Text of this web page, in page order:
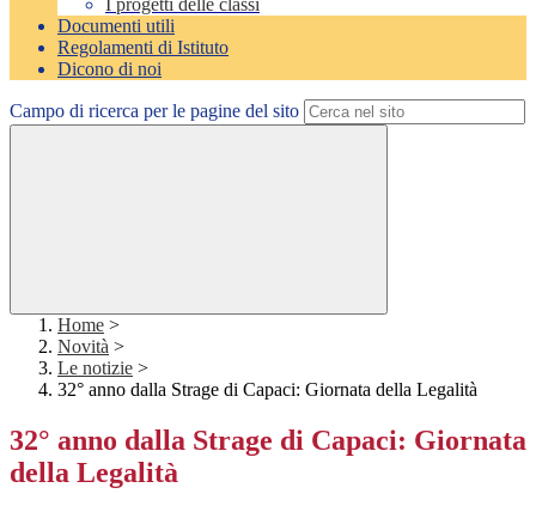
I progetti delle classi
Documenti utili
Regolamenti di Istituto
Dicono di noi
Campo di ricerca per le pagine del sito
Home >
Novità >
Le notizie >
32° anno dalla Strage di Capaci: Giornata della Legalità
32° anno dalla Strage di Capaci: Giornata
della Legalità